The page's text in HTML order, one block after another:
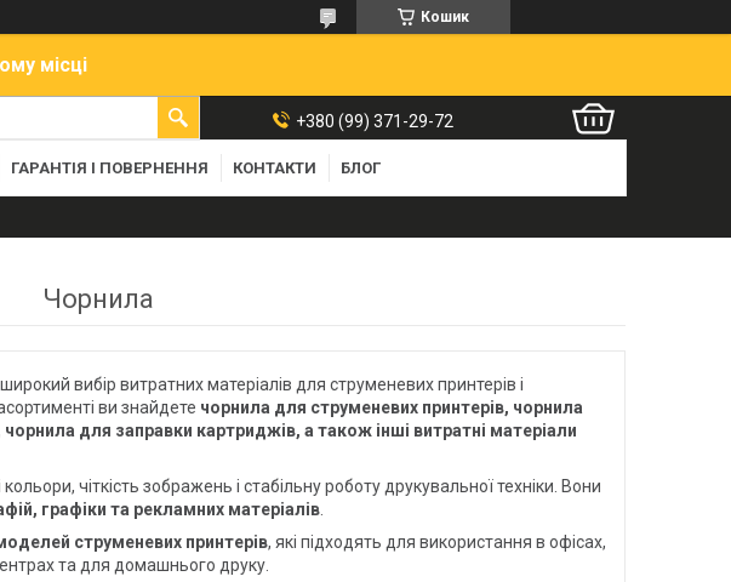
Кошик
місці
+380 (99) 371-29-72
ГАРАНТІЯ І ПОВЕРНЕННЯ КОНТАКТИ БЛОГ
Чорнила
вибір витратних матеріалів для струменевих принтерів і
ви знайдете чорнила для струменевих принтерів, чорнила
для заправки картриджів, а також інші витратні матеріали
чіткість зображень і стабільну роботу друкувальної техніки. Вони
графіки та рекламних матеріалів
струменевих принтерів, які підходять для використання в офісах,
та для домашнього друку.